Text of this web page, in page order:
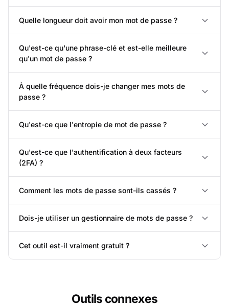
Quelle longueur doit avoir mon mot de passe ?
Qu'est-ce qu'une phrase-clé et est-elle meilleure
qu'un mot de passe ?
À quelle fréquence dois-je changer mes mots de
passe ?
Qu'est-ce que l'entropie de mot de passe ?
Qu'est-ce que l'authentification à deux facteurs
(2FA) ?
Comment les mots de passe sont-ils cassés ?
Dois-je utiliser un gestionnaire de mots de passe ?
Cet outil est-il vraiment gratuit ?
Outils connexes